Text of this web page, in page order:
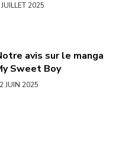
2025
avis sur le manga
Sweet Boy
JUIN 2025